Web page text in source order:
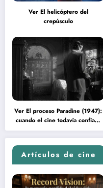
Ver El helicóptero del
crepúsculo
Ver El proceso Paradine (1947):
cuando el cine todavía confiaba
en la inteligencia del espectador
Artículos de cine